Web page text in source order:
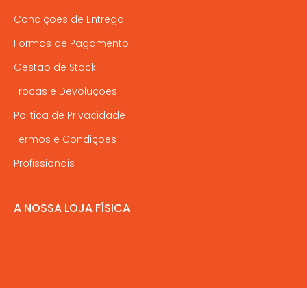
Condições de Entrega
Formas de Pagamento
Gestão de Stock
Trocas e Devoluções
Politica de Privacidade
Termos e Condições
Profissionais
A NOSSA LOJA FÍSICA